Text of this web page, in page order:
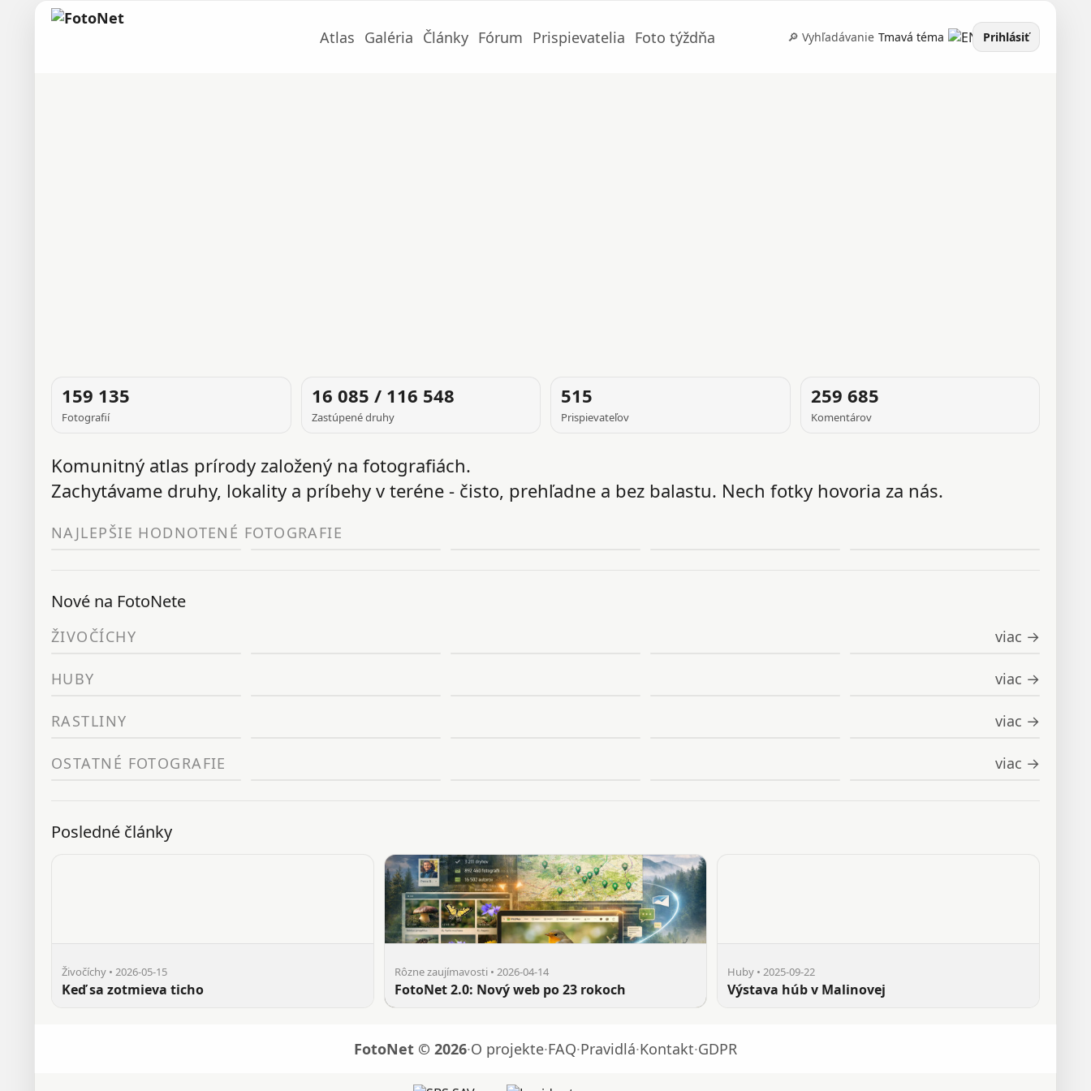
Atlas Galéria Články Fórum Prispievatelia Foto týždňa 🔎 Vyhľadávanie Tmavá téma Prihlásiť
FOTOGRAFIA
TÝŽDŇA
159 135
Fotografií
16 085 / 116 548
Zastúpené druhy
515
Prispievateľov
259 685
Komentárov
Komunitný atlas prírody založený na fotografiách.
Zachytávame druhy, lokality a príbehy v teréne - čisto, prehľadne a bez balastu. Nech fotky hovoria za nás.
NAJLEPŠIE HODNOTENÉ FOTOGRAFIE
Nové na FotoNete
ŽIVOČÍCHY viac →
HUBY viac →
RASTLINY viac →
OSTATNÉ FOTOGRAFIE viac →
Posledné články
Živočíchy • 2026-05-15
Keď sa zotmieva ticho
Rôzne zaujímavosti • 2026-04-14
FotoNet 2.0: Nový web po 23 rokoch
Huby • 2025-09-22
Výstava húb v Malinovej
FotoNet © 2026·O projekte·FAQ·Pravidlá·Kontakt·GDPR